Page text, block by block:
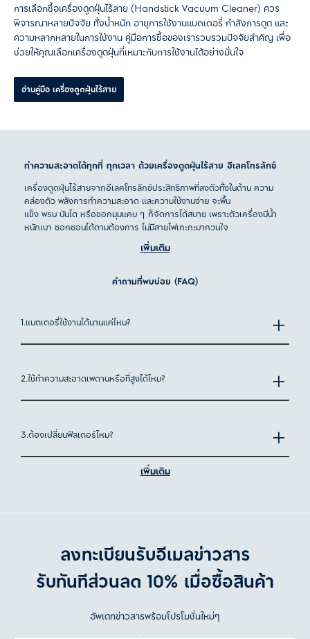
การเลือกซื้อเครื่องดูดฝุ่นไร้สาย (Handstick Vacuum Cleaner) ควร
พิจารณาหลายปัจจัย ทั้งน้ำหนัก อายุการใช้งานแบตเตอรี่ กำลังการดูด และ
ความหลากหลายในการใช้งาน คู่มือการซื้อของเรารวบรวมปัจจัยสำคัญ เพื่อ
ช่วยให้คุณเลือกเครื่องดูดฝุ่นที่เหมาะกับการใช้งานได้อย่างมั่นใจ
อ่านคู่มือ เครื่องดูดฝุ่นไร้สาย
ทำความสะอาดได้ทุกที่ ทุกเวลา ด้วยเครื่องดูดฝุ่นไร้สาย อีเลคโทรลักซ์
เครื่องดูดฝุ่นไร้สายจากอีเลคโทรลักซ์ประสิทธิภาพที่ลงตัวทั้งในด้าน ความ
คล่องตัว พลังการทำความสะอาด และความใช้งานง่าย จะพื้น
แข็ง พรม บันได หรือซอกมุมแคบ ๆ ก็จัดการได้สบาย เพราะตัวเครื่องมีน้ำ
หนักเบา ซอกซอนได้ตามต้องการ ไม่มีสายไฟเกะกะมากวนใจ
มาพร้อมดีไซน์ตามหลักสรีรศาสตร์ แรงดูดทรงพลัง แบตเตอรี่ที่ใช้งานได้
เครื่องดูดฝุ่นไร้สายคืออะไร?
ปลั๊กระหว่างใช้งาน ไม่ว่าจะเป็นแบบมือถือ (Handheld) หรือแบบด้าม
ชั้น พื้นที่แคบ หรือแม้แต่การดูดฝุ่นในรถ
เมื่อเทียบกับเครื่องดูดฝุ่นแบบมีสาย รุ่นไร้สายจะได้เปรียบเรื่องความคล่องตัว
ทำไมต้องเลือกเครื่องดูดฝุ่นไร้สาย?
สะอาดในทุกวัน ซึ่งเหตุผลที่ทำให้หลายบ้านเลือกใช้ มีดังนี้
ไม่มีสายไฟให้สะดุด หรือคอยเสียบปลั๊กให้ยุ่งยาก
ดูดฝุ่นบันได รถยนต์ ซอกมุม หรือขอบเพดานได้สบาย
น้ำหนักเบา ควบคุมง่าย ไม่เมื่อยแขน
ใช้ได้ทั้งงานทำความสะอาดประจำวันและงานที่ต้องดูดฝุ่นกะทันหัน
เพิ่มเติม
คำถามที่พบบ่อย (FAQ)
1.แบตเตอรี่ใช้งานได้นานแค่ไหน?
2.ใช้ทำความสะอาดเพดานหรือที่สูงได้ไหม?
3.ต้องเปลี่ยนฟิลเตอร์ไหม?
เพิ่มเติม
ลงทะเบียนรับอีเมลข่าวสาร
รับทันทีส่วนลด 10% เมื่อซื้อสินค้า
อัพเดทข่าวสารพร้อมโปรโมชั่นใหม่ๆ